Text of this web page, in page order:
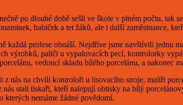
po dlouhé době sešli ve škole v plném počtu, tak
babiček a tet žáků, ale i další zaměstnance,
profese obnáší. Nejdříve jsme navštívili jednu
výrobků, paliči u vypalovacích pecí, kontrolorky
vedoucí skladu bílého porcelánu, a nakonec
na chvíli kontroloři u lisovacího stroje, malíři
stali tiskaři, kteří nalepují obtisky na bílý
kterých nemáme žádné povědomí.